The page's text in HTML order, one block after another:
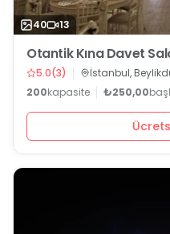
40 13
Otantik Kına Davet
5.0(3)
İstanbul,
200kapasite ₺250,00